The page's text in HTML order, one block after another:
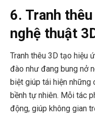
6. Tranh
nghệ thuật
Tranh thêu 3D tạo hiệu
đào như đang bung nở
biệt giúp tái hiện những
bềnh tự nhiên. Mỗi tác
động, giúp không gian